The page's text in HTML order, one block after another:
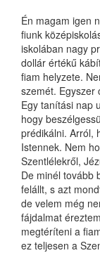
Én magam igen
fiunk
iskolában nagy
dollár értékű
fiam helyzete.
szemét. Egyszer
Egy tanítási nap
hogy
prédikálni. Arról,
Istennek. Nem
Szentlélekről,
De minél tovább
felállt, s azt
de velem még
fájdalmat
megtéríteni a
ez teljesen a